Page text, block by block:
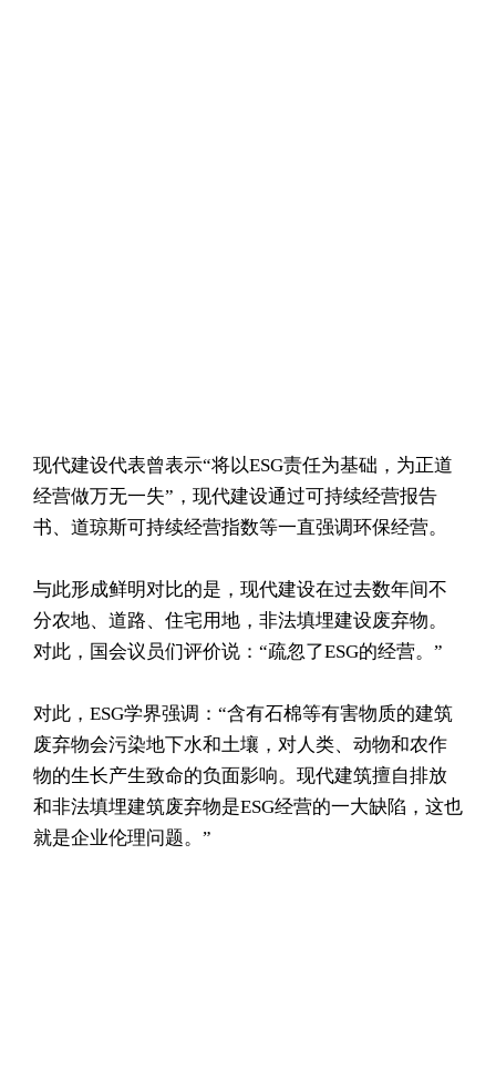
现代建设代表曾表示“将以ESG责任为基础，为正道
经营做万无一失”，现代建设通过可持续经营报告
书、道琼斯可持续经营指数等一直强调环保经营。
与此形成鲜明对比的是，现代建设在过去数年间不
分农地、道路、住宅用地，非法填埋建设废弃物。
对此，国会议员们评价说：“疏忽了ESG的经营。”
对此，ESG学界强调：“含有石棉等有害物质的建筑
废弃物会污染地下水和土壤，对人类、动物和农作
物的生长产生致命的负面影响。现代建筑擅自排放
和非法填埋建筑废弃物是ESG经营的一大缺陷，这也
就是企业伦理问题。”